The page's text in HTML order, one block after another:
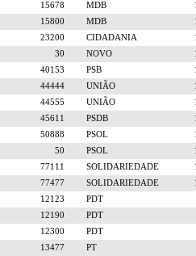
15678 MDB
15800 MDB
23200 CIDADANIA
30 NOVO
40153 PSB
44444 UNIÃO
44555 UNIÃO
45611 PSDB
50888 PSOL
50 PSOL
77111 SOLIDARIEDADE
77477 SOLIDARIEDADE
12123
PDT
12190
PDT
12300
PDT
13477
PT